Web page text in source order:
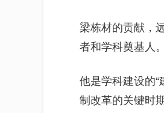
梁栋材的贡献，
者和学科奠基人。
他是学科建设的
制改革的关键时